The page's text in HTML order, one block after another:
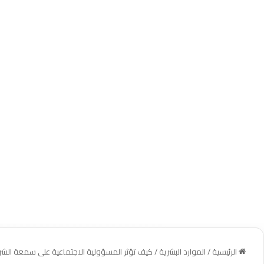
الرئيسية/الموارد البشرية/كيف تؤثر المسؤولية الاجتماعية على سمعة